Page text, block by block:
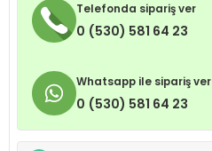
Telefonda sipariş ver
0 (530) 581 64 23
Whatsapp ile sipariş ver
0 (530) 581 64 23